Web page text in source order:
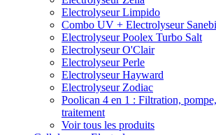
Electrolyseur Limpido
Combo UV + Electrolyseur
Electrolyseur Poolex Turbo Salt
Electrolyseur O'Clair
Electrolyseur Perle
Electrolyseur Hayward
Electrolyseur Zodiac
Poolican 4 en 1 : Filtration,
traitement
Voir tous les produits